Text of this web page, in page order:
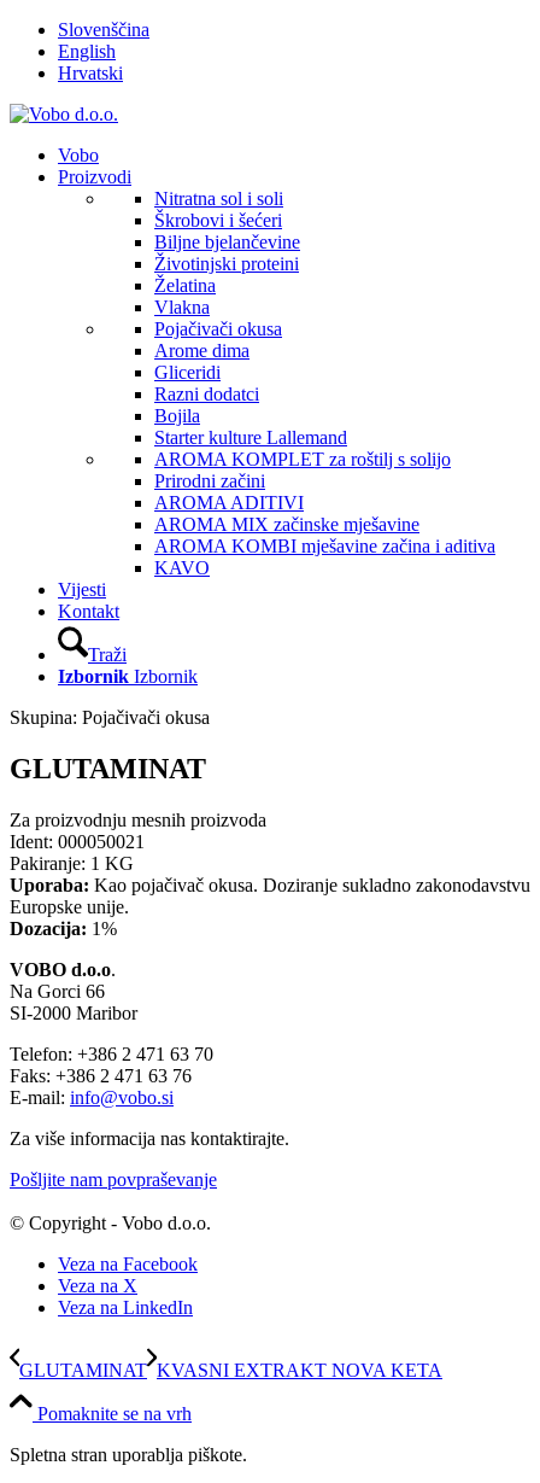
Slovenščina
English
Hrvatski
Vobo
Proizvodi
Nitratna sol i soli
Škrobovi i šećeri
Biljne bjelančevine
Životinjski proteini
Želatina
Vlakna
Pojačivači okusa
Arome dima
Gliceridi
Razni dodatci
Bojila
Starter kulture Lallemand
AROMA KOMPLET za roštilj s solijo
Prirodni začini
AROMA ADITIVI
AROMA MIX začinske mješavine
AROMA KOMBI mješavine začina i aditiva
KAVO
Vijesti
Kontakt
Traži
Izbornik Izbornik
Skupina: Pojačivači okusa
GLUTAMINAT
Za proizvodnju mesnih proizvoda
Ident: 000050021
Pakiranje: 1 KG
Uporaba: Kao pojačivač okusa. Doziranje sukladno zakonodavstvu
Europske unije.
Dozacija: 1%
VOBO d.o.o.
Na Gorci 66
SI-2000 Maribor
Telefon: +386 2 471 63 70
Faks: +386 2 471 63 76
E-mail: info@vobo.si
Za više informacija nas kontaktirajte.
Pošljite nam povpraševanje
© Copyright - Vobo d.o.o.
Veza na Facebook
Veza na X
Veza na LinkedIn
GLUTAMINAT KVASNI EXTRAKT NOVA KETA
Pomaknite se na vrh
Spletna stran uporablja piškote.